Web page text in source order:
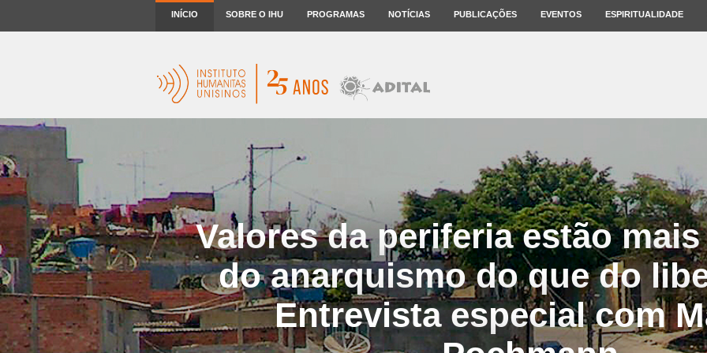
INÍCIO SOBRE O IHU PROGRAMAS NOTÍCIAS PUBLICAÇÕES EVENTOS ESPIRITUALIDADE
Valores da periferia estão
do anarquismo do que do
Entrevista especial com